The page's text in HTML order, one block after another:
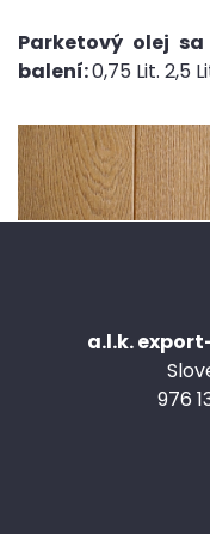
Parketový olej
balení:0,75 Lit. 2,5
a.l.k.
976